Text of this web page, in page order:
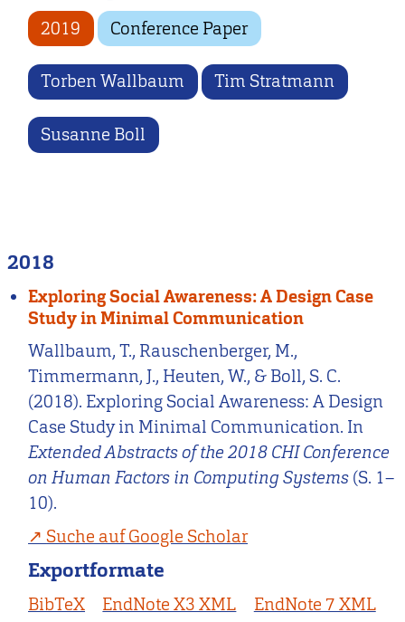
2019 Conference Paper
Torben Wallbaum Tim Stratmann
Susanne Boll
2018
Exploring Social Awareness: A Design Case
Study in Minimal Communication
Wallbaum, T., Rauschenberger, M.,
Timmermann, J., Heuten, W., & Boll, S. C.
(2018). Exploring Social Awareness: A Design
Case Study in Minimal Communication. In
Extended Abstracts of the 2018 CHI Conference
on Human Factors in Computing Systems (S. 1–
10).
Suche auf Google Scholar
Exportformate
BibTeX EndNote X3 XML EndNote 7 XML